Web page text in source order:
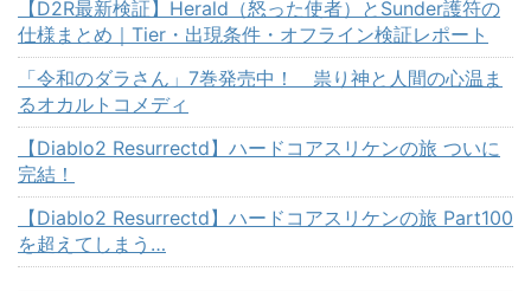
【D2R最新検証】Herald（怒った使者）とSunder護符の
仕様まとめ｜Tier・出現条件・オフライン検証レポート
「令和のダラさん」7巻発売中！ 祟り神と人間の心温ま
るオカルトコメディ
【Diablo2 Resurrectd】ハードコアスリケンの旅 ついに
完結！
【Diablo2 Resurrectd】ハードコアスリケンの旅 Part100
を超えてしまう…